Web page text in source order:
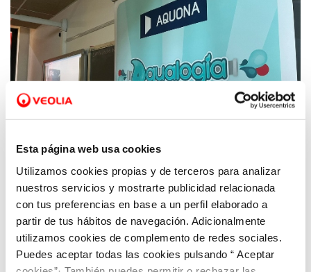
Esta página web usa cookies
Utilizamos cookies propias y de terceros para analizar
nuestros servicios y mostrarte publicidad relacionada
con tus preferencias en base a un perfil elaborado a
partir de tus hábitos de navegación. Adicionalmente
utilizamos cookies de complemento de redes sociales.
Puedes aceptar todas las cookies pulsando “ Aceptar
13 DIC 2022
Aquona inicia una nueva edición de su
programa Aqualogía en Castilla y León para
concienciar sobre el agua y el medio
ambiente